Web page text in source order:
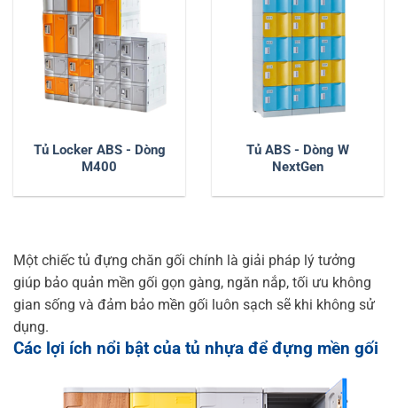
Tủ Locker ABS - Dòng
M400
Tủ ABS - Dòng W
NextGen
Một chiếc tủ đựng chăn gối chính là giải pháp lý tưởng
giúp bảo quản mền gối gọn gàng, ngăn nắp, tối ưu không
gian sống và đảm bảo mền gối luôn sạch sẽ khi không sử
dụng.
Các lợi ích nổi bật của tủ nhựa để đựng mền gối